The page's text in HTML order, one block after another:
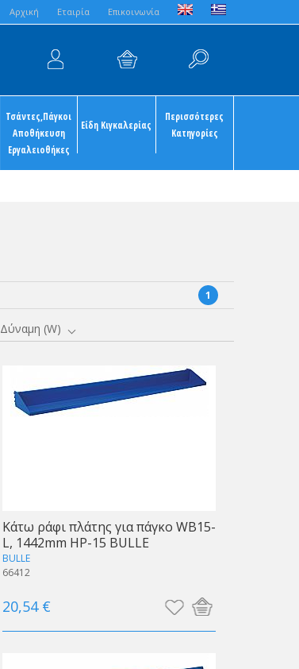
Aρχική Εταιρία Επικοινωνία
Τσάντες,Πάγκοι
Αποθήκευση
Εργαλειοθήκες
Είδη Κιγκαλερίας
Περισσότερες
Κατηγορίες
1
Δύναμη (W)
Κάτω ράφι πλάτης για πάγκο WB15-
L, 1442mm HP-15 BULLE
BULLE
66412
20,54 €